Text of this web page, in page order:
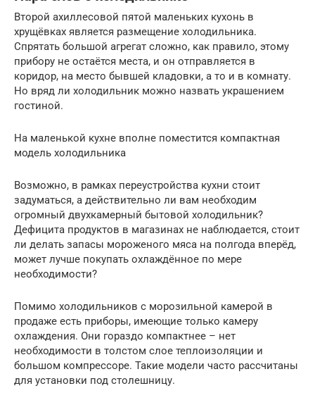
Второй ахиллесовой пятой маленьких кухонь в
хрущёвках является размещение холодильника.
Спрятать большой агрегат сложно, как правило, этому
прибору не остаётся места, и он отправляется в
коридор, на место бывшей кладовки, а то и в комнату.
Но вряд ли холодильник можно назвать украшением
гостиной.
На маленькой кухне вполне поместится компактная
модель холодильника
Возможно, в рамках переустройства кухни стоит
задуматься, а действительно ли вам необходим
огромный двухкамерный бытовой холодильник?
Дефицита продуктов в магазинах не наблюдается, стоит
ли делать запасы мороженого мяса на полгода вперёд,
может лучше покупать охлаждённое по мере
необходимости?
Помимо холодильников с морозильной камерой в
продаже есть приборы, имеющие только камеру
охлаждения. Они гораздо компактнее – нет
необходимости в толстом слое теплоизоляции и
большом компрессоре. Такие модели часто рассчитаны
для установки под столешницу.